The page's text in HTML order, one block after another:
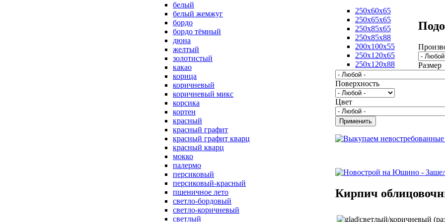
белый
белый жемжуг
бордо
бордо тёмный
дюна
желтый
золотистый
какао
корица
коричневый
коричневый микс
корсика
кортен
красный
красный графит
красный графит кварц
красный кварц
мокко
палермо
персиковый
персиковый-красный
пшеничное лето
светло-бордовый
светло-коричневый
светлый
250х60х65
250х65х65
250х85х65
250х85х88
200х100х55
250х120х65
250х120х88
Размер
Поверхность
Цвет
Кирпич